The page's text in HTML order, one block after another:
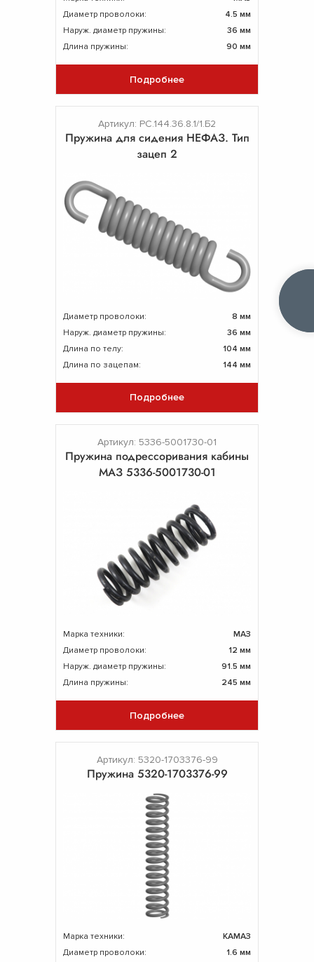
Диаметр проволоки:
4.5 мм
Наруж. диаметр пружины:
36 мм
Длина пружины:
90 мм
Подробнее
Артикул: РС.144.36.8.1/1.Б2
Пружина для сидения НЕФАЗ. Тип
зацеп 2
Диаметр проволоки:
8 мм
Наруж. диаметр пружины:
36 мм
Длина по телу:
104 мм
Длина по зацепам:
144 мм
Подробнее
Артикул: 5336-5001730-01
Пружина подрессоривания кабины
МАЗ 5336-5001730-01
Марка техники:
МАЗ
Диаметр проволоки:
12 мм
Наруж. диаметр пружины:
91.5 мм
Длина пружины:
245 мм
Подробнее
Артикул: 5320-1703376-99
Пружина 5320-1703376-99
Марка техники:
КАМАЗ
Диаметр проволоки:
1.6 мм